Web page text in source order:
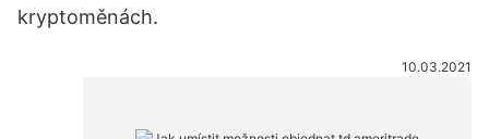
kryptoměnách.
10.03.2021